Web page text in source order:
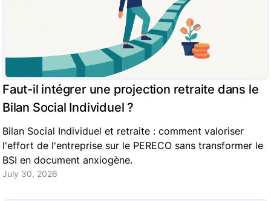
Faut-il intégrer une projection retraite dans le
Bilan Social Individuel ?
Bilan Social Individuel et retraite : comment valoriser
l'effort de l'entreprise sur le PERECO sans transformer le
BSI en document anxiogène.
July 30, 2026